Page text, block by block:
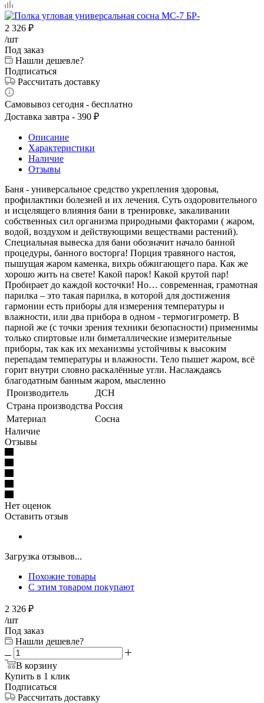
2 326 ₽
/шт
Под заказ
Нашли дешевле?
Подписаться
Рассчитать доставку
Самовывоз сегодня - бесплатно
Доставка завтра - 390 ₽
Описание
Характеристики
Наличие
Отзывы
Баня - универсальное средство укрепления здоровья,
профилактики болезней и их лечения. Суть оздоровительного
и исцелящего влияния бани в тренировке, закаливании
собственных сил организма природными факторами ( жаром,
водой, воздухом и действующими веществами растений).
Специальная вывеска для бани обозначит начало банной
процедуры, банного восторга! Порция травяного настоя,
пышущая жаром каменка, вихрь обжигающего пара. Как же
хорошо жить на свете! Какой парок! Какой крутой пар!
Пробирает до каждой косточки! Но… современная, грамотная
парилка – это такая парилка, в которой для достижения
гармонии есть приборы для измерения температуры и
влажности, или два прибора в одном - термогигрометр. В
парной же (с точки зрения техники безопасности) применимы
только спиртовые или биметаллические измерительные
приборы, так как их механизмы устойчивы к высоким
перепадам температуры и влажности. Тело пышет жаром, всё
горит внутри словно раскалённые угли. Наслаждаясь
благодатным банным жаром, мысленно
Производитель
ДСН
Страна производства Россия
Материал
Сосна
Наличие
Отзывы
Нет оценок
Оставить отзыв
Загрузка отзывов...
Похожие товары
С этим товаром покупают
2 326 ₽
/шт
Под заказ
Нашли дешевле?
В корзину
Купить в 1 клик
Подписаться
Рассчитать доставку